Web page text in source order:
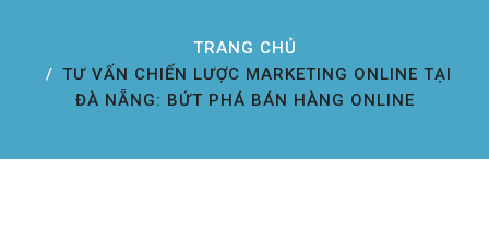
ký
TRANG CHỦ
TƯ VẤN CHIẾN LƯỢC MARKETING ONLINE TẠI
ĐÀ NẴNG: BỨT PHÁ BÁN HÀNG ONLINE